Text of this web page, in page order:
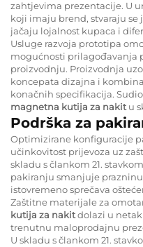
zahtjevima prezentacije. U
koji imaju brend, stvaraju
jačaju lojalnost kupaca i
Usluge razvoja prototipa
mogućnosti prilagođavanja
proizvodnju. Proizvodnja
koncepata dizajna i
konačnih specifikacija.
magnetna kutija za nakit u
Podrška za
Optimizirane konfiguracije
učinkovitost prijevoza uz
skladu s člankom 21.
pakiranju smanjuje
istovremeno sprečava
Zaštitne materijale za
kutija za nakitdolazi u
trenutnu maloprodajnu
U skladu s člankom 21.